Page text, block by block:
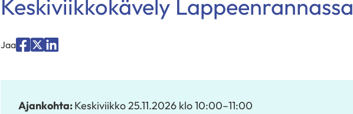
Keskiviikkokävely Lappeenrannassa
Jaa
Ajankohta:Keskiviikko 25.11.2026 klo 10:00–11:00